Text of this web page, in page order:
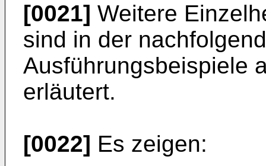
[0021] Weitere
sind in der
Ausführungsbeispiele
erläutert.
[0022] Es zeigen: